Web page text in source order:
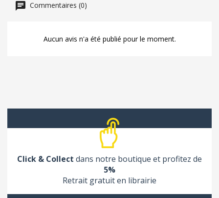
Commentaires (0)
Aucun avis n'a été publié pour le moment.
Click & Collect dans notre boutique et profitez de
5%
Retrait gratuit en librairie